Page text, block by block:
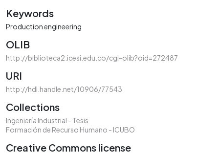
Keywords
Production engineering
OLIB
http://biblioteca2.icesi.edu.co/cgi-olib?oid=272487
URI
http://hdl.handle.net/10906/77543
Collections
Ingeniería Industrial - Tesis
Formación de Recurso Humano - ICUBO
Creative Commons license